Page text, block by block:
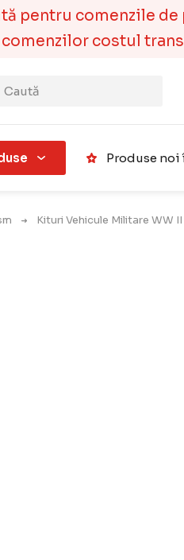
pentru comenzile
costul
Produse noi
Kituri Vehicule Militare WW II